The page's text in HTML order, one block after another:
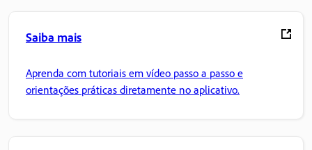
Saiba mais
Aprenda com tutoriais em vídeo passo a passo e
orientações práticas diretamente no aplicativo.